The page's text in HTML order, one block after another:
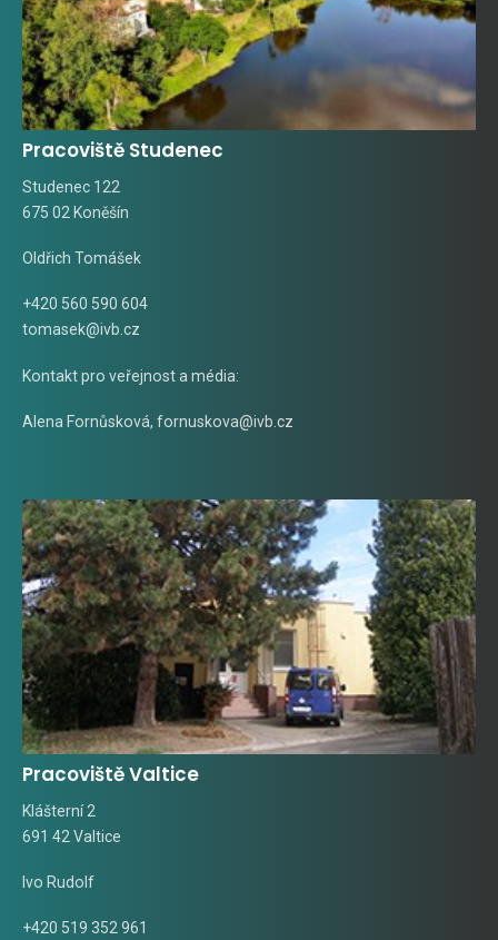
Pracoviště Studenec
Studenec 122
675 02 Koněšín
Oldřich Tomášek
+420 560 590 604
tomasek@ivb.cz
Kontakt pro veřejnost a média:
Alena Fornůsková, fornuskova@ivb.cz
Pracoviště Valtice
Klášterní 2
691 42 Valtice
Ivo Rudolf
+420 519 352 961